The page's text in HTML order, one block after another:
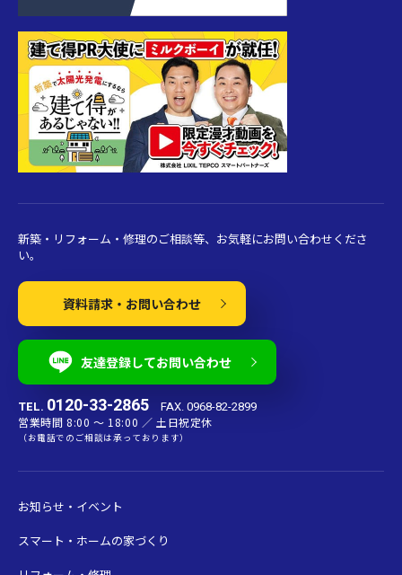
新築・リフォーム・修理のご相談等、お気軽にお問い合わせくださ
い。
資料請求・お問い合わせ
友達登録してお問い合わせ
TEL. 0120-33-2865 FAX. 0968-82-2899
営業時間 8:00 〜 18:00 ／ 土日祝定休
（お電話でのご相談は承っております）
お知らせ・イベント
スマート・ホームの家づくり